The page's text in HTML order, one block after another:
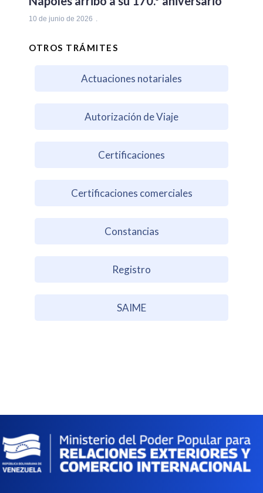
10 de junio de 2026
OTROS TRÁMITES
Actuaciones notariales
Autorización de Viaje
Certificaciones
Certificaciones comerciales
Constancias
Registro
SAIME